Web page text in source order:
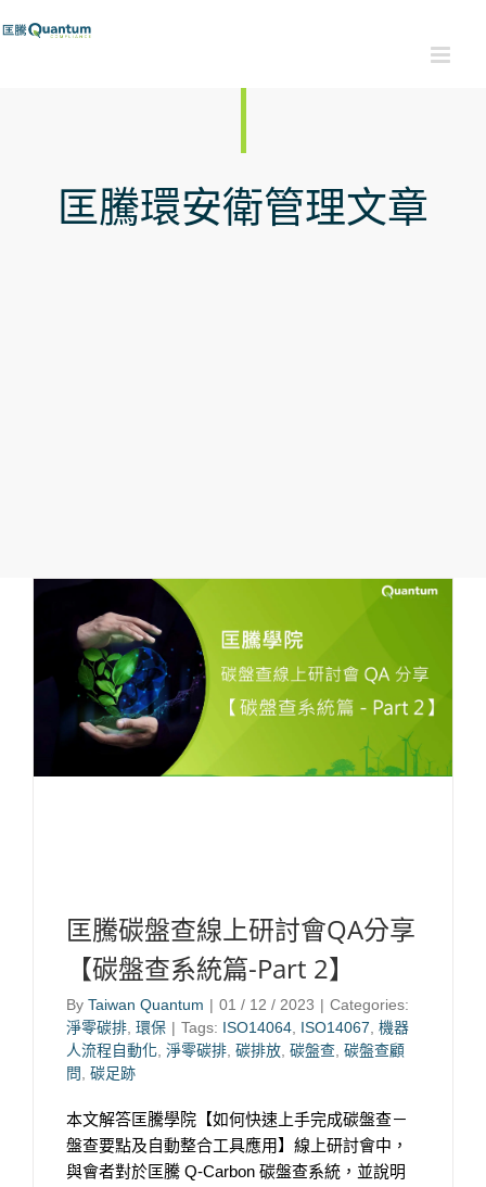
to
匡騰環安衛管理文章
匡騰碳盤查線上研討會QA分享
【碳盤查系統篇-Part 2】
By Taiwan Quantum | 01 / 12 / 2023 | Categories:
淨零碳排, 環保 | Tags: ISO14064, ISO14067, 機器
人流程自動化, 淨零碳排, 碳排放, 碳盤查, 碳盤查顧
問, 碳足跡
本文解答匡騰學院【如何快速上手完成碳盤查－
盤查要點及自動整合工具應用】線上研討會中，
與會者對於匡騰 Q-Carbon 碳盤查系統，並說明